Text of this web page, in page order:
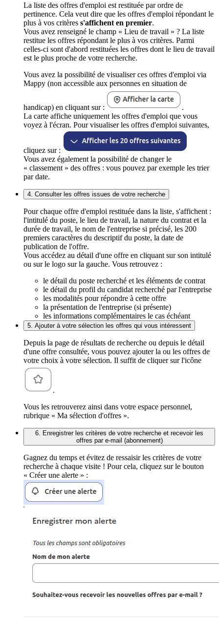
La liste des offres d'emploi est restituée par ordre de
pertinence. Cela veut dire que les offres d'emploi répondant le
plus à vos critères s'affichent en premier.
Vous avez renseigné le champ « Lieu de travail » ? La liste
restitue les offres répondant le plus à vos critères. Parmi
celles-ci sont d'abord restituées les offres dont le lieu de travail
est le plus proche de votre recherche.
Vous avez la possibilité de visualiser ces offres d'emploi via
Mappy (non accessible aux personnes en situation de
handicap) en cliquant sur :
.
La carte affiche uniquement les offres d'emploi que vous
voyez à l'écran. Pour visualiser les offres d'emploi suivantes,
cliquez sur :
Vous avez également la possibilité de changer le
« classement » des offres : vous pouvez par exemple les trier
par date.
4. Consulter les offres issues de votre recherche
Pour chaque offre d'emploi restituée dans la liste, s'affichent :
l'intitulé du poste, le lieu de travail, la nature du contrat et la
durée de travail, le nom de l'entreprise si précisé, les 200
premiers caractères du descriptif du poste, la date de
publication de l'offre.
Vous accédez au détail d'une offre en cliquant sur son intitulé
ou sur le logo sur la gauche. Vous retrouvez :
le détail du poste recherché et les éléments de contrat
le détail du profil du candidat recherché par l'entreprise
les modalités pour répondre à cette offre
la présentation de l'entreprise (si présente)
les informations complémentaires le cas échéant
5. Ajouter à votre sélection les offres qui vous intéressent
Depuis la page de résultats de recherche ou depuis le détail
d'une offre consultée, vous pouvez ajouter la ou les offres de
votre choix à votre sélection. Il suffit de cliquer sur l'icône
.
Vous les retrouverez ainsi dans votre espace personnel,
rubrique « Ma sélection d'offres ».
6. Enregistrer les critères de votre recherche et recevoir les
offres par e-mail (abonnement)
Gagnez du temps et évitez de ressaisir les critères de votre
recherche à chaque visite ! Pour cela, cliquez sur le bouton
« Créer une alerte » :